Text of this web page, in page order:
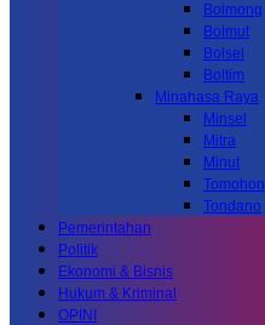
Bolmong
Bolmut
Bolsel
Boltim
Minahasa Raya
Minsel
Mitra
Minut
Tomohon
Tondano
Pemerintahan
Politik
Ekonomi & Bisnis
Hukum & Kriminal
OPINI